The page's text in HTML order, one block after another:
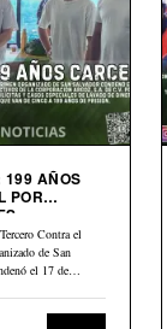
199 AÑOS
POR
Contra el
de San
el 17 de